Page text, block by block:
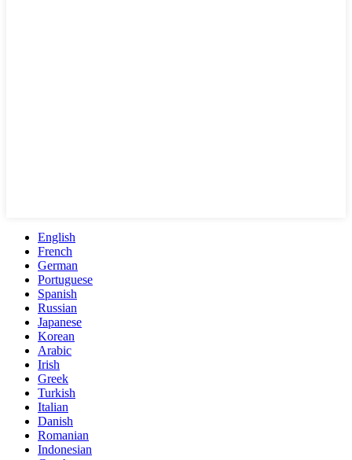
English
French
German
Portuguese
Spanish
Russian
Japanese
Korean
Arabic
Irish
Greek
Turkish
Italian
Danish
Romanian
Indonesian